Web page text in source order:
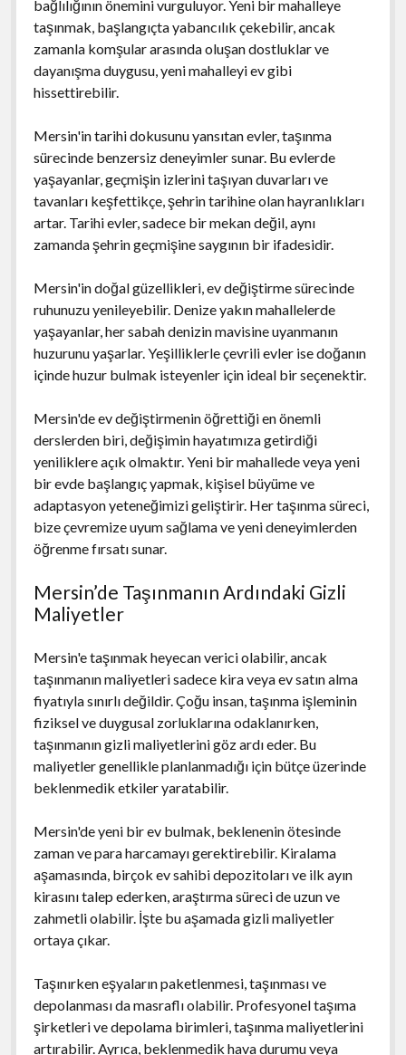
bağlılığının önemini vurguluyor. Yeni bir mahalleye
taşınmak, başlangıçta yabancılık çekebilir, ancak
zamanla komşular arasında oluşan dostluklar ve
dayanışma duygusu, yeni mahalleyi ev gibi
hissettirebilir.
Mersin'in tarihi dokusunu yansıtan evler, taşınma
sürecinde benzersiz deneyimler sunar. Bu evlerde
yaşayanlar, geçmişin izlerini taşıyan duvarları ve
tavanları keşfettikçe, şehrin tarihine olan hayranlıkları
artar. Tarihi evler, sadece bir mekan değil, aynı
zamanda şehrin geçmişine saygının bir ifadesidir.
Mersin'in doğal güzellikleri, ev değiştirme sürecinde
ruhunuzu yenileyebilir. Denize yakın mahallelerde
yaşayanlar, her sabah denizin mavisine uyanmanın
huzurunu yaşarlar. Yeşilliklerle çevrili evler ise doğanın
içinde huzur bulmak isteyenler için ideal bir seçenektir.
Mersin'de ev değiştirmenin öğrettiği en önemli
derslerden biri, değişimin hayatımıza getirdiği
yeniliklere açık olmaktır. Yeni bir mahallede veya yeni
bir evde başlangıç yapmak, kişisel büyüme ve
adaptasyon yeteneğimizi geliştirir. Her taşınma süreci,
bize çevremize uyum sağlama ve yeni deneyimlerden
öğrenme fırsatı sunar.
Mersin’de Taşınmanın Ardındaki Gizli
Maliyetler
Mersin'e taşınmak heyecan verici olabilir, ancak
taşınmanın maliyetleri sadece kira veya ev satın alma
fiyatıyla sınırlı değildir. Çoğu insan, taşınma işleminin
fiziksel ve duygusal zorluklarına odaklanırken,
taşınmanın gizli maliyetlerini göz ardı eder. Bu
maliyetler genellikle planlanmadığı için bütçe üzerinde
beklenmedik etkiler yaratabilir.
Mersin'de yeni bir ev bulmak, beklenenin ötesinde
zaman ve para harcamayı gerektirebilir. Kiralama
aşamasında, birçok ev sahibi depozitoları ve ilk ayın
kirasını talep ederken, araştırma süreci de uzun ve
zahmetli olabilir. İşte bu aşamada gizli maliyetler
ortaya çıkar.
Taşınırken eşyaların paketlenmesi, taşınması ve
depolanması da masraflı olabilir. Profesyonel taşıma
şirketleri ve depolama birimleri, taşınma maliyetlerini
artırabilir. Ayrıca, beklenmedik hava durumu veya